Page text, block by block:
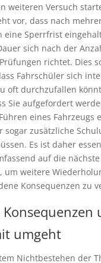
weiteren Versuch
vor, dass nach
eine Sperrfrist
sich nach der
richtet. Dies
Fahrschüler sich
oft durchzufallen
Sie aufgefordert
eines Fahrzeugs
sogar zusätzliche
Es ist daher
auf die
um weitere
Konsequenzen zu
umgeht
Nichtbestehen der